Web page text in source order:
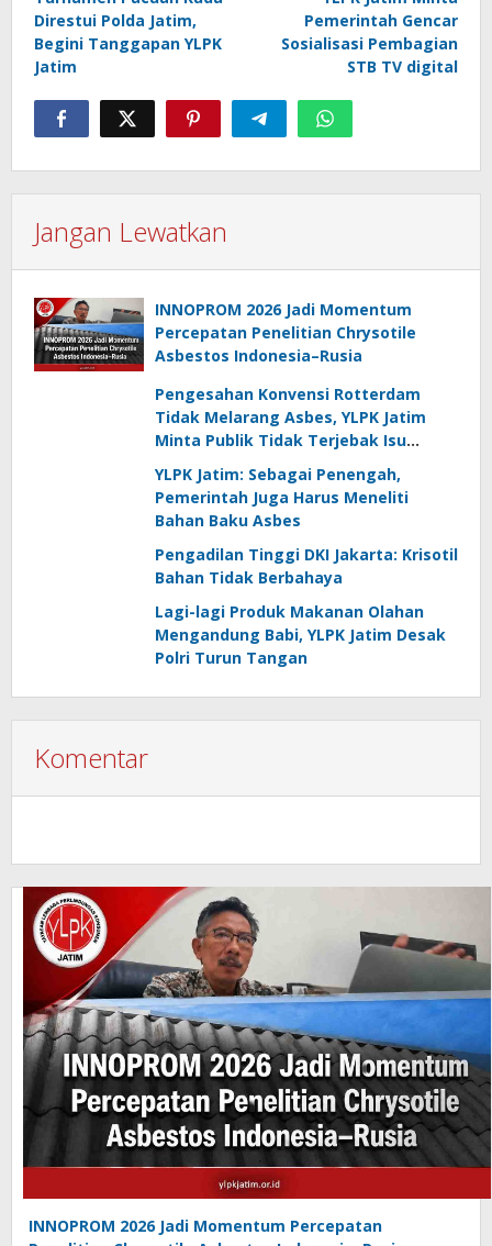
pos
Direstui Polda Jatim,
Begini Tanggapan YLPK
Jatim
Pemerintah Gencar
Sosialisasi Pembagian
STB TV digital
Jangan Lewatkan
INNOPROM 2026 Jadi Momentum
Percepatan Penelitian Chrysotile
Asbestos Indonesia–Rusia
Pengesahan Konvensi Rotterdam
Tidak Melarang Asbes, YLPK Jatim
Minta Publik Tidak Terjebak Isu
YLPK Jatim: Sebagai Penengah,
Pemerintah Juga Harus Meneliti
Bahan Baku Asbes
Pengadilan Tinggi DKI Jakarta: Krisotil
Bahan Tidak Berbahaya
Lagi-lagi Produk Makanan Olahan
Mengandung Babi, YLPK Jatim Desak
Polri Turun Tangan
Komentar
INNOPROM 2026 Jadi Momentum Percepatan